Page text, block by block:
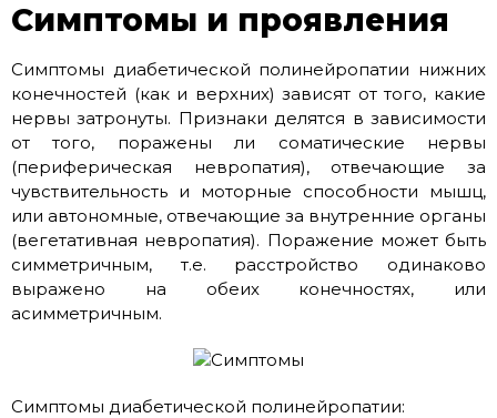
Симптомы и проявления
Симптомы диабетической полинейропатии нижних
конечностей (как и верхних) зависят от того, какие
нервы затронуты. Признаки делятся в зависимости
от того, поражены ли соматические нервы
(периферическая невропатия), отвечающие за
чувствительность и моторные способности мышц,
или автономные, отвечающие за внутренние органы
(вегетативная невропатия). Поражение может быть
симметричным, т.е. расстройство одинаково
выражено на обеих конечностях, или
асимметричным.
Симптомы диабетической полинейропатии: